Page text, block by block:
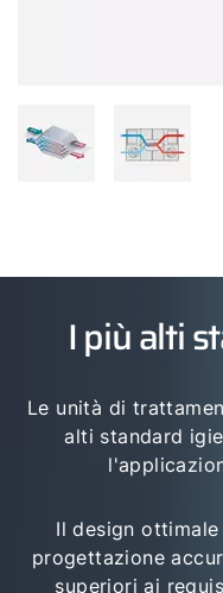
I più alti
Le unità di
alti standard
Il design
progettazione
superiori ai